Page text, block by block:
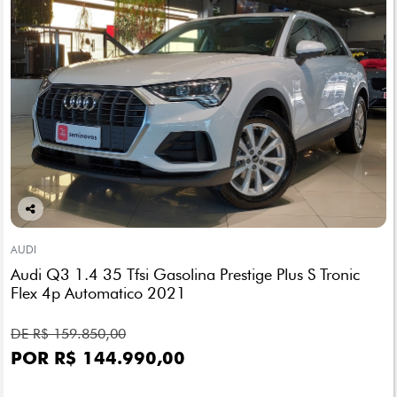
Co
arti
lhe
AUDI
Audi Q3 1.4 35 Tfsi Gasolina Prestige Plus S Tronic
Flex 4p Automatico 2021
DE R$ 159.850,00
POR R$ 144.990,00